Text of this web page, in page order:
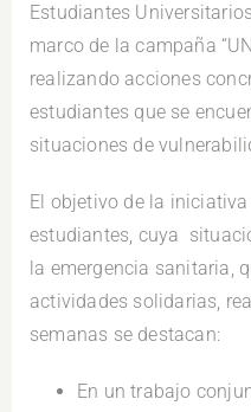
Estudiantes
marco de la campaña
realizando acciones
estudiantes que se
situaciones de
El objetivo de la
estudiantes, cuya
la emergencia sanitaria,
actividades solidarias,
semanas se destacan:
En un trabajo